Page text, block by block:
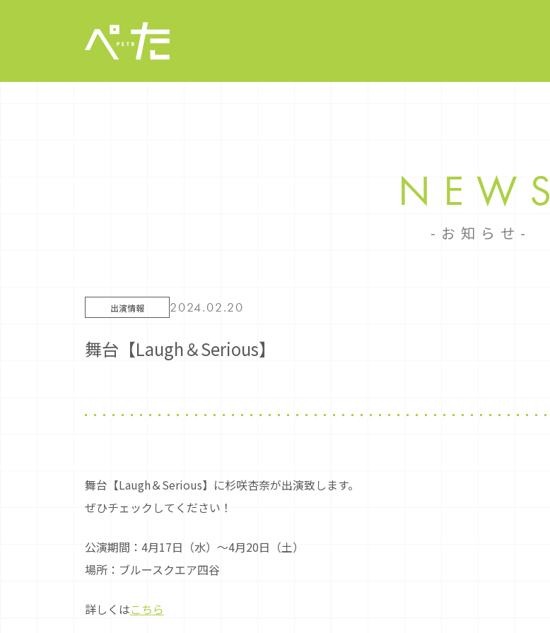
NEWS
お知らせ
出演情報 2024.02.20
舞台【Laugh＆Serious】
舞台【Laugh＆Serious】に杉咲杏奈が出演致します。
ぜひチェックしてください！
公演期間：4月17日（水）〜4月20日（土）
場所：ブルースクエア四谷
詳しくはこちら